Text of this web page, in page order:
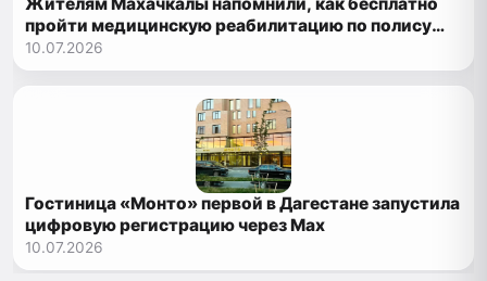
пройти медицинскую реабилитацию по полису
ОМС
10.07.2026
Гостиница «Монто» первой в Дагестане запустила
цифровую регистрацию через Max
10.07.2026